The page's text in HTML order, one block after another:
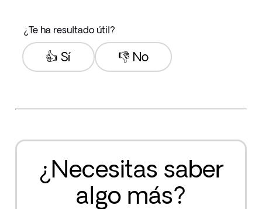
¿Te ha resultado útil?
👎 No
👍 Sí
¿Necesitas saber
algo más?